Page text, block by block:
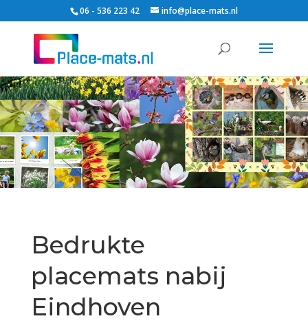
06 - 536 223 42 info@place-mats.nl
90 designs beschikbaar
Papier met FSC-keurmerk
Bedrukte
placemats nabij
Eindhoven